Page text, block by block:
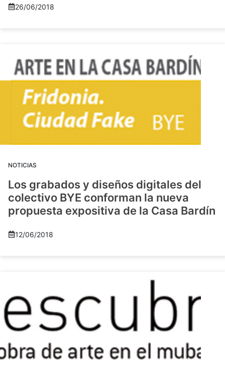
26/06/2018
NOTICIAS
Los grabados y diseños digitales del
colectivo BYE conforman la nueva
propuesta expositiva de la Casa Bardín
12/06/2018